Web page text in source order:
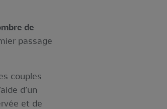
de
passage
couples
d’un
et de